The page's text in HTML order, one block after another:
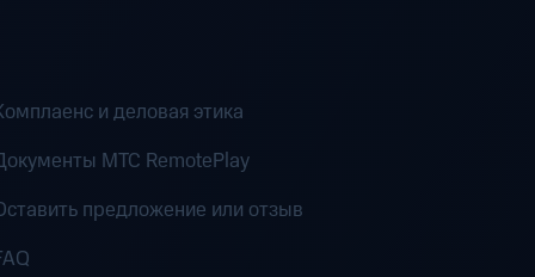
и деловая этика
MTC RemotePlay
предложение или отзыв